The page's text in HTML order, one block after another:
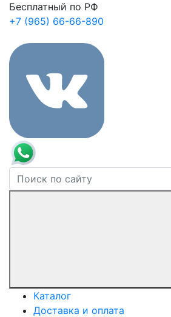
Бесплатный по РФ
+7 (965) 66-66-890
Каталог
Доставка и оплата